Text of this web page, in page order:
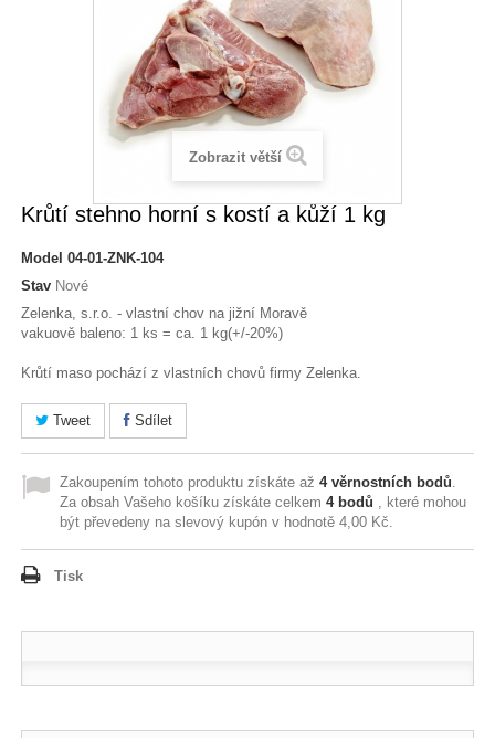
Zobrazit větší
Krůtí stehno horní s kostí a kůží 1 kg
Model 04-01-ZNK-104
Stav Nové
Zelenka, s.r.o. - vlastní chov na jižní Moravě
vakuově baleno: 1 ks = ca. 1 kg(+/-20%)
Krůtí maso pochází z vlastních chovů firmy Zelenka.
Tweet Sdílet
Zakoupením tohoto produktu získáte až4věrnostních bodů.
Za obsah Vašeho košíku získáte celkem4bodů , které mohou
být převedeny na slevový kupón v hodnotě4,00 Kč.
Tisk